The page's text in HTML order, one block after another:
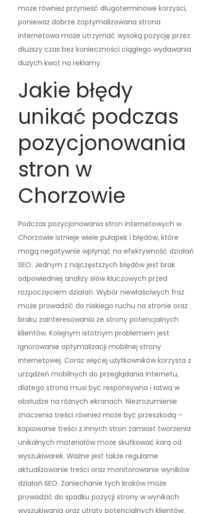
może również przynieść długoterminowe korzyści,
ponieważ dobrze zoptymalizowana strona
internetowa może utrzymać wysoką pozycję przez
dłuższy czas bez konieczności ciągłego wydawania
dużych kwot na reklamy.
Jakie błędy
unikać podczas
pozycjonowania
stron w
Chorzowie
Podczas pozycjonowania stron internetowych w
Chorzowie istnieje wiele pułapek i błędów, które
mogą negatywnie wpłynąć na efektywność działań
SEO. Jednym z najczęstszych błędów jest brak
odpowiedniej analizy słów kluczowych przed
rozpoczęciem działań. Wybór niewłaściwych fraz
może prowadzić do niskiego ruchu na stronie oraz
braku zainteresowania ze strony potencjalnych
klientów. Kolejnym istotnym problemem jest
ignorowanie optymalizacji mobilnej strony
internetowej. Coraz więcej użytkowników korzysta z
urządzeń mobilnych do przeglądania Internetu,
dlatego strona musi być responsywna i łatwa w
obsłudze na różnych ekranach. Niezrozumienie
znaczenia treści również może być przeszkodą –
kopiowanie treści z innych stron zamiast tworzenia
unikalnych materiałów może skutkować karą od
wyszukiwarek. Ważne jest także regularne
aktualizowanie treści oraz monitorowanie wyników
działań SEO. Zaniechanie tych kroków może
prowadzić do spadku pozycji strony w wynikach
wyszukiwania oraz utraty potencjalnych klientów.